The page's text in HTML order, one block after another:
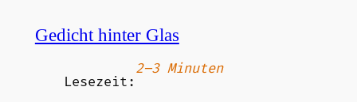
Gedicht hinter Glas
Lesezeit:
2–3 Minuten